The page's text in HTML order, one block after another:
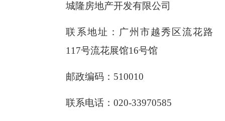
城隆房地产开发有限公司
联系地址：广州市越秀区流花路
117号流花展馆16号馆
邮政编码： 510010
联系电话：020-33970585